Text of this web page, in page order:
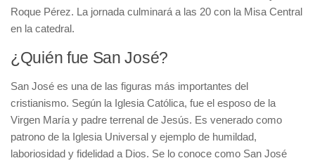
Roque Pérez. La jornada culminará a las 20 con la Misa Central
en la catedral.
¿Quién fue San José?
San José es una de las figuras más importantes del
cristianismo. Según la Iglesia Católica, fue el esposo de la
Virgen María y padre terrenal de Jesús. Es venerado como
patrono de la Iglesia Universal y ejemplo de humildad,
laboriosidad y fidelidad a Dios. Se lo conoce como San José